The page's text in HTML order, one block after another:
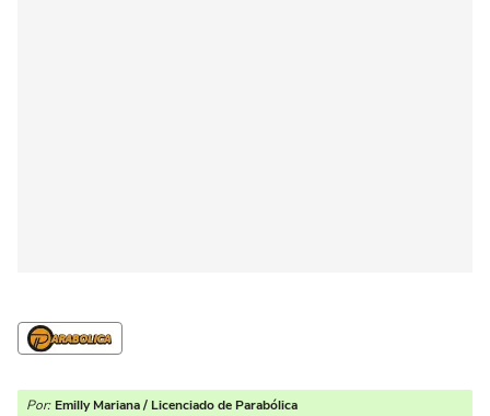
Por: Emilly Mariana / Licenciado de Parabólica